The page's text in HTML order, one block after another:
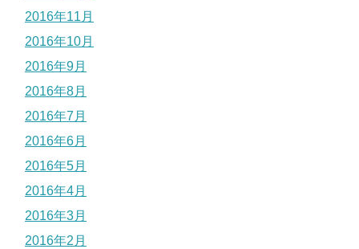
2016年11月
2016年10月
2016年9月
2016年8月
2016年7月
2016年6月
2016年5月
2016年4月
2016年3月
2016年2月